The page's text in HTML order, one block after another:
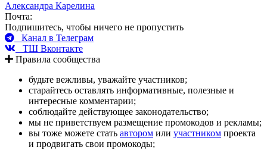
Александра Карелина
Почта:
Подпишитесь, чтобы ничего не пропустить
Канал в Телеграм
ТШ Вконтакте
Правила сообщества
будьте вежливы, уважайте участников;
старайтесь оставлять информативные, полезные и
интересные комментарии;
соблюдайте действующее законодательство;
мы не приветствуем размещение промокодов и рекламы;
вы тоже можете стать автором или участником проекта
и продвигать свои промокоды;